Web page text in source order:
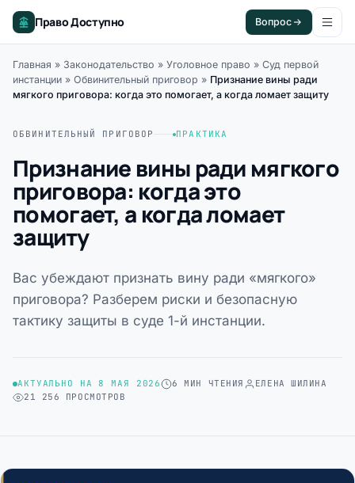
Право Доступно Вопрос
Главная » Законодательство » Уголовное право » Суд первой
инстанции » Обвинительный приговор » Признание вины ради
мягкого приговора: когда это помогает, а когда ломает защиту
ОБВИНИТЕЛЬНЫЙ ПРИГОВОР ПРАКТИКА
Признание вины ради мягкого
приговора: когда это
помогает, а когда ломает
защиту
Вас убеждают признать вину ради «мягкого»
приговора? Разберем риски и безопасную
тактику защиты в суде 1-й инстанции.
АКТУАЛЬНО НА 8 МАЯ 2026 6 МИН ЧТЕНИЯ
ЕЛЕНА ШИЛИНА
21 256 ПРОСМОТРОВ